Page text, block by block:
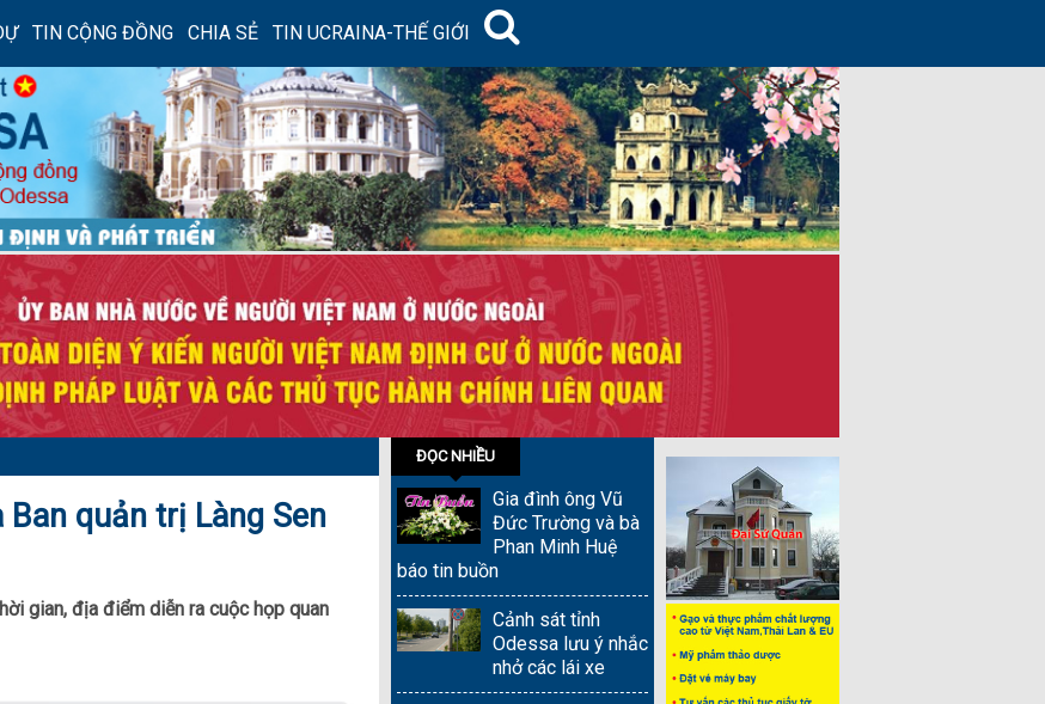
TIN CỘNG ĐỒNG CHIA SẺ TIN UCRAINA-THẾ GIỚI
quản trị Làng Sen
gian, địa điểm diễn ra cuộc họp quan
ĐỌC NHIỀU
Gia đình ông Vũ
Đức Trường và bà
Phan Minh Huệ
báo tin buồn
Cảnh sát tỉnh
Odessa lưu ý nhắc
nhở các lái xe